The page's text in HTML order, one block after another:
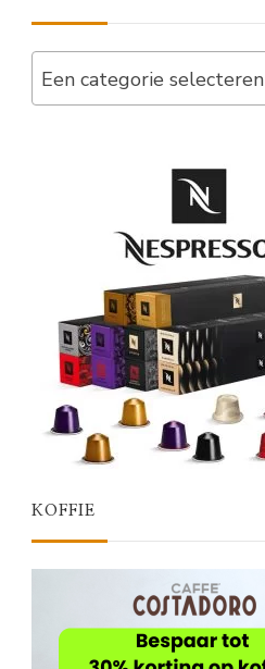
Een categorie selecteren
KOFFIE